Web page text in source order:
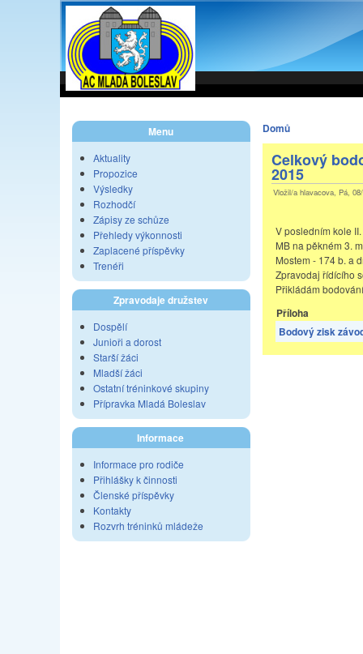
Menu
Aktuality
Propozice
Výsledky
Rozhodčí
Zápisy ze schůze
Přehledy výkonnosti
Zaplacené příspěvky
Trenéři
Zpravodaje družstev
Dospělí
Junioři a dorost
Starší žáci
Mladší žáci
Ostatní tréninkové skupiny
Přípravka Mladá Boleslav
Informace
Informace pro rodiče
Přihlášky k činnosti
Členské příspěvky
Kontakty
Rozvrh tréninků mládeže
Domů
Celkový
2015
Vložil/a hlavacova, Pá,
V posledním kole
MB na pěkném 3.
Mostem - 174 b. a
Zpravodaj řídícího
Přikládám
Příloha
Bodový zisk